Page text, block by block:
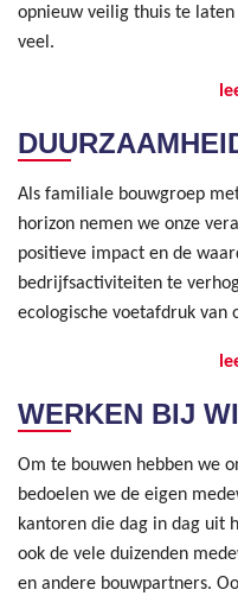
opnieuw veilig thuis te
veel.
Als familiale bouwgroep
horizon nemen we onze
positieve impact en de
bedrijfsactiviteiten te
ecologische voetafdruk van
WERKEN BIJ
Om te bouwen hebben we
bedoelen we de eigen
kantoren die dag in dag uit
ook de vele duizenden
en andere bouwpartners.